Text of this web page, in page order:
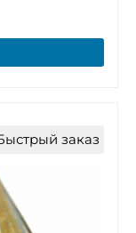
заказ